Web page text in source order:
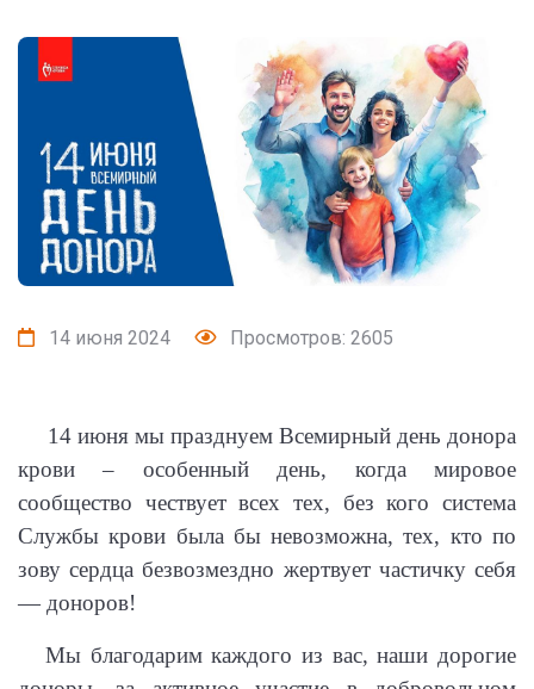
14 июня 2024 Просмотров: 2605
14 июня мы празднуем Всемирный день донора
крови – особенный день, когда мировое
сообщество чествует всех тех, без кого система
Службы крови была бы невозможна, тех, кто по
зову сердца безвозмездно жертвует частичку себя
— доноров!
Мы благодарим каждого из вас, наши дорогие